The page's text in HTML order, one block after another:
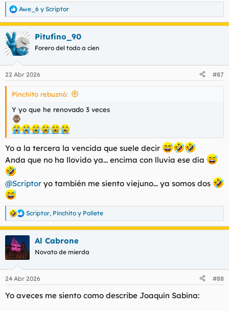
R
e
a
c
c
i
e
s
Awe_6 y Scriptor
Pitufino_90
Forero del todo a cien
22 Abr 2026 #87
Pinchito rebuznó:
Y yo que he renovado 3 veces
Yo a la tercera la vencida que suele decir
Anda que no ha llovido ya... encima con lluvia ese día
@Scriptor yo también me siento viejuno... ya somos dos
R
e
c
c
i
e
:
Scriptor, Pinchito y Pollete
Al Cabrone
Novato de mierda
24 Abr 2026 #88
Yo aveces me siento como describe Joaquín Sabina: